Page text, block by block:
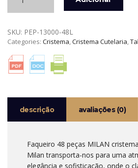
FAQUEIRO
PEÇAS
MILAN
SKU: PEP-13000-48L
Categories: Cristema Cristema Cutelaria
descrição avaliações (0)
Faqueiro 48 peças MILAN cristema
Milan transporta-nos para uma
elegância e sofisticação, onde o